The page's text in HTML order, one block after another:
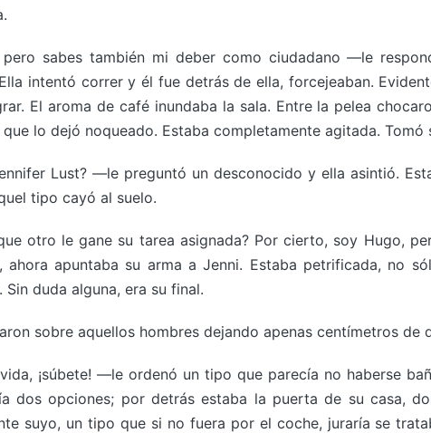
sabes también mi deber como ciudadano —le
intentó correr y él fue detrás de ella, forcejeaban.
El aroma de café inundaba la sala. Entre la pelea
lo dejó noqueado. Estaba completamente agitada.
Lust? —le preguntó un desconocido y ella asintió.
tipo cayó al suelo.
otro le gane su tarea asignada? Por cierto, soy Hugo,
ahora apuntaba su arma a Jenni. Estaba petrificada, no
duda alguna, era su final.
sobre aquellos hombres dejando apenas centímetros de
¡súbete! —le ordenó un tipo que parecía no haberse
dos opciones; por detrás estaba la puerta de su casa,
suyo, un tipo que si no fuera por el coche, juraría se